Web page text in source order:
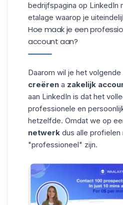
bedrijfspagina op LinkedIn
etalage waarop je
Hoe maak je een
account aan?
Daarom wil je het
creëren a zakelijk
aan LinkedIn is dat het
professionele en
hetzelfde. Omdat we op
netwerk dus alle profielen
"professioneel" zijn.